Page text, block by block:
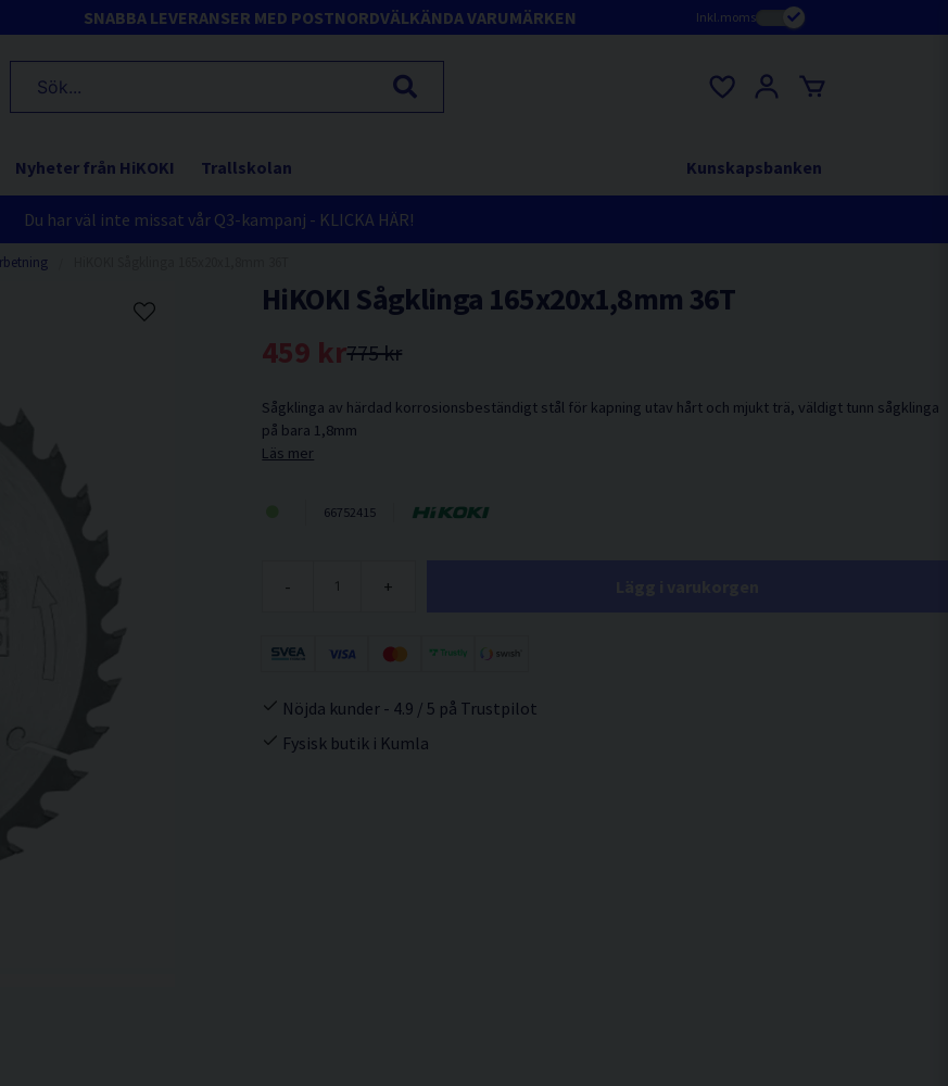
SNABBA LEVERANSER MED POSTNORDVÄLKÄNDA VARUMÄRKEN Inkl.moms
Nyheter från HiKOKI Trallskolan Kunskapsbanken
Du har väl inte missat vår Q3-kampanj - KLICKA HÄR!
HiKOKI Sågklinga 165x20x1,8mm 36T
775 kr
459 kr
Sågklinga av härdad korrosionsbeständigt stål för kapning utav hårt och mjukt trä, väldigt tunn sågklinga
på bara 1,8mm
Läs mer
66752415
- +
Nöjda kunder - 4.9 / 5 på Trustpilot
Fysisk butik i Kumla